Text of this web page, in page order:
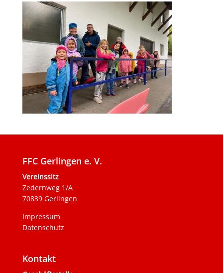
FFC Gerlingen e. V.
Vereinssitz
Zedernweg 1/A
70839 Gerlingen
Impressum
Datenschutz
Kontakt